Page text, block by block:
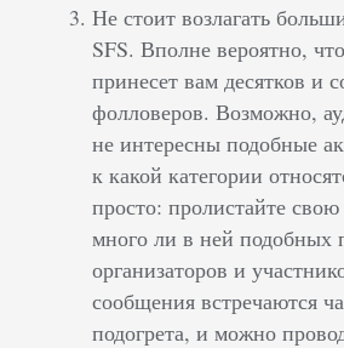
Не стоит возлагать
SFS. Вполне вероятно,
принесет вам десятков и
фолловеров. Возможно,
не интересны подобные
к какой категории
просто: пролистайте
много ли в ней подобных
организаторов и
сообщения встречаются
подогрета, и можно